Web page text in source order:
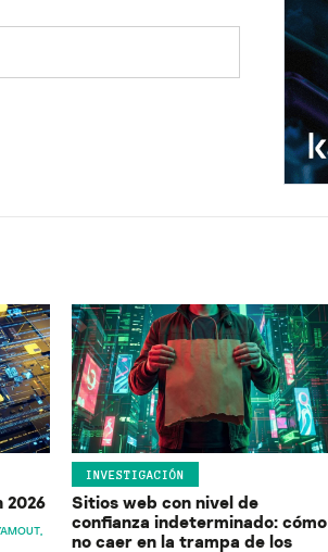
2026
INVESTIGACIÓN
Sitios web con nivel de
confianza indeterminado: cómo
no caer en la trampa de los